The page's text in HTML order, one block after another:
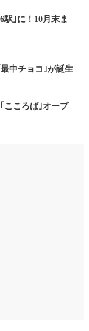
駅｣に！10月末ま
中チョコ｣が誕生
こころば｣オープ